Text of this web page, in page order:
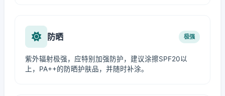
防晒 极强
紫外辐射极强，应特别加强防护，建议涂擦SPF20以
上，PA++的防晒护肤品，并随时补涂。